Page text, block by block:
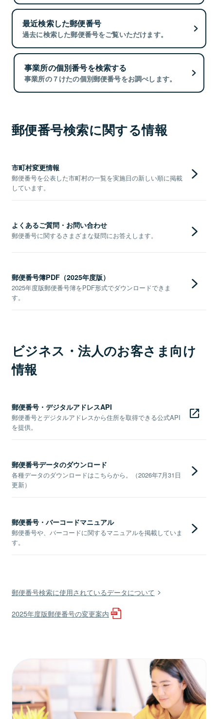
最近検索した郵便番号
過去に検索した郵便番号をご覧いただけます。
事業所の個別番号を検索する
事業所の７けたの個別郵便番号をお調べします。
郵便番号検索に関する情報
市町村変更情報
郵便番号を公表した市町村の一覧を実施日の新しい順に掲載
しています。
よくあるご質問・お問い合わせ
郵便番号に関するさまざまな疑問にお答えします。
郵便番号簿PDF（2025年度版）
2025年度版郵便番号簿をPDF形式でダウンロードできま
す。
ビジネス・法人のお客さま向け
情報
郵便番号・デジタルアドレスAPI
郵便番号とデジタルアドレスから住所を取得できる公式API
を提供。
郵便番号データのダウンロード
各種データのダウンロードはこちらから。（2026年7月31日
更新）
郵便番号・バーコードマニュアル
郵便番号や、バーコードに関するマニュアルを掲載していま
す。
郵便番号検索に使用されているデータについて
2025年度版郵便番号の変更案内